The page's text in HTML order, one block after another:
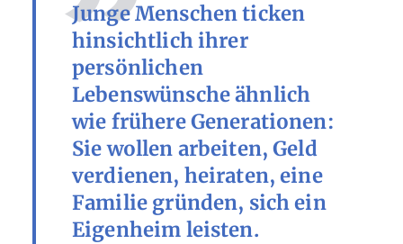
Junge Menschen ticken
hinsichtlich ihrer
persönlichen
Lebenswünsche ähnlich
wie frühere Generationen:
Sie wollen arbeiten, Geld
verdienen, heiraten, eine
Familie gründen, sich ein
Eigenheim leisten.